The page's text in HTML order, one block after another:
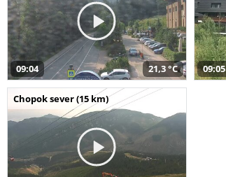
09:04 21,3 °C 09:05
Chopok sever (15 km)